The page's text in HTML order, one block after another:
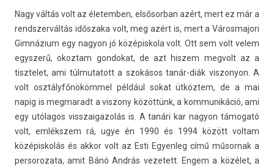
Nagy váltás volt az életemb­en, el­sősor­ban azért, mert ez már a
re­ndszer­váltás időszaka volt, meg azért is, mert a Város­majori
Gimnázium egy nagyon jó középis­kola volt. Ott sem volt velem
egysz­erű, okoz­tam gon­dokat, de azt his­zem meg­volt az a
tisztelet, ami túl­mutatott a szokásos tanár-diák vis­zonyon. A
volt osztályfőnökömmel például sokat ütköztem, de a mai
napig is meg­maradt a vis­zony közöttünk, a kom­munikáció, ami
egy utólagos visszaigazolás is. A tanári kar nagyon támogató
volt, emlékszem rá, ugye én 1990 és 1994 között vol­tam
középis­kolás és akkor volt az Esti Egyen­leg című műsor­nak a
per­sorozata, amit Bánó András vezetett. Engem a közélet, a